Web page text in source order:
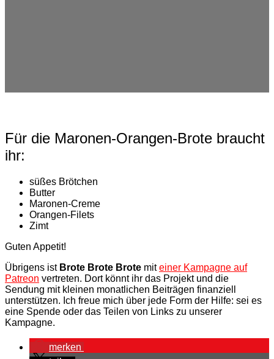
Für die Maronen-Orangen-Brote braucht
ihr:
süßes Brötchen
Butter
Maronen-Creme
Orangen-Filets
Zimt
Guten Appetit!
Übrigens ist Brote Brote Brote miteiner Kampagne auf
Patreon vertreten. Dort könnt ihr das Projekt und die
Sendung mit kleinen monatlichen Beiträgen finanziell
unterstützen. Ich freue mich über jede Form der Hilfe: sei es
eine Spende oder das Teilen von Links zu unserer
Kampagne.
merken